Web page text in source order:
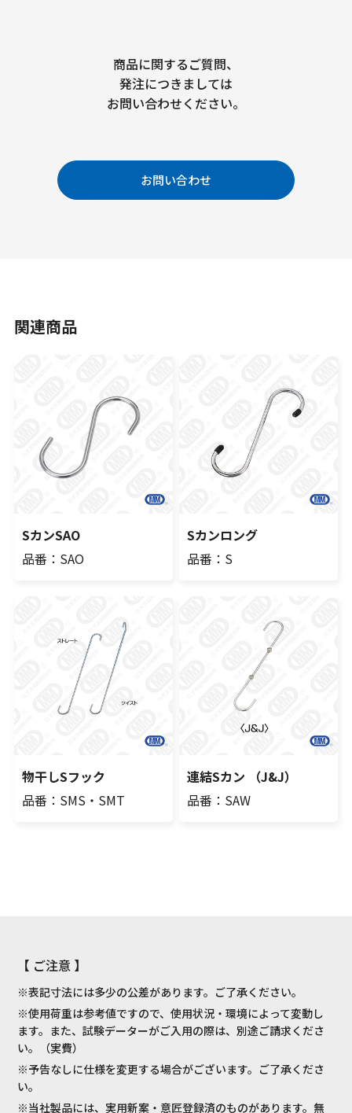
商品に関するご質問、
発注につきましては
お問い合わせください。
お問い合わせ
関連商品
SカンSAO
品番：SAO
Sカンロング
品番：S
物干しSフック
品番：SMS・SMT
連結Sカン （J&J）
品番：SAW
【 ご注意 】
※表記寸法には多少の公差があります。ご了承ください。
※使用荷重は参考値ですので、使用状況・環境によって変動し
ます。また、試験データーがご入用の際は、別途ご請求くださ
い。（実費）
※予告なしに仕様を変更する場合がございます。ご了承くださ
い。
※当社製品には、実用新案・意匠登録済のものがあります。無